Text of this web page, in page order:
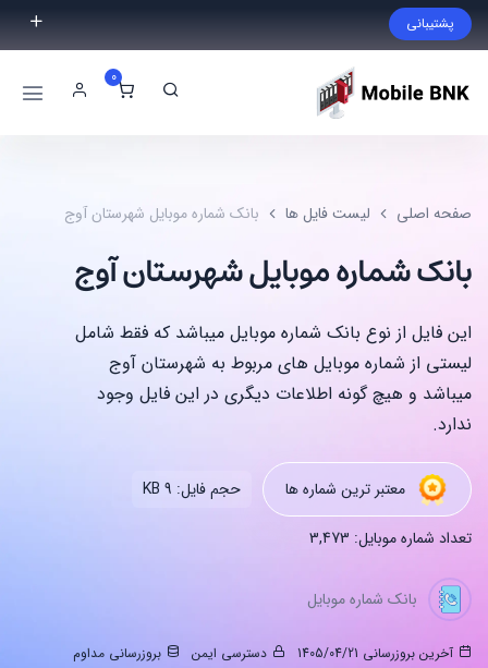
پشتیبانی
فایل مورد نظر خود را پیدا نکردید؟ با ما تماس بگیرید.
09999868721
0
صفحه اصلی لیست فایل ها بانک شماره موبایل شهرستان آوج
بانک شماره موبایل شهرستان آوج
این فایل از نوع بانک شماره موبایل میباشد که فقط شامل
لیستی از شماره موبایل های مربوط به شهرستان آوج
میباشد و هیچ گونه اطلاعات دیگری در این فایل وجود
ندارد.
معتبر ترین شماره ها حجم فایل: 9 KB
تعداد شماره موبایل: 3,473
بانک شماره موبایل
آخرین بروزرسانی 1405/04/21 دسترسی ایمن
بروزرسانی مداوم